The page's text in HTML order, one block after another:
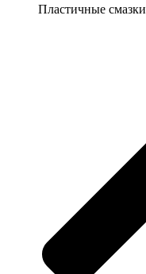
Пластичные смазки